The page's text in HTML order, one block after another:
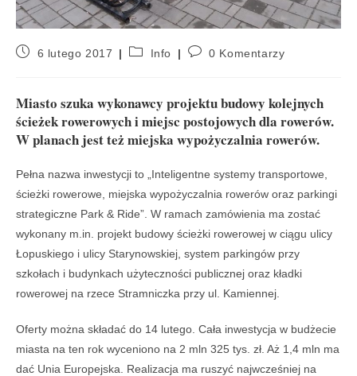
6 lutego 2017 Info 0 Komentarzy
Miasto szuka wykonawcy projektu budowy kolejnych
ścieżek rowerowych i miejsc postojowych dla rowerów.
W planach jest też miejska wypożyczalnia rowerów.
Pełna nazwa inwestycji to „Inteligentne systemy transportowe,
ścieżki rowerowe, miejska wypożyczalnia rowerów oraz parkingi
strategiczne Park & Ride”. W ramach zamówienia ma zostać
wykonany m.in. projekt budowy ścieżki rowerowej w ciągu ulicy
Łopuskiego i ulicy Starynowskiej, system parkingów przy
szkołach i budynkach użyteczności publicznej oraz kładki
rowerowej na rzece Stramniczka przy ul. Kamiennej.
Oferty można składać do 14 lutego. Cała inwestycja w budżecie
miasta na ten rok wyceniono na 2 mln 325 tys. zł. Aż 1,4 mln ma
dać Unia Europejska. Realizacja ma ruszyć najwcześniej na